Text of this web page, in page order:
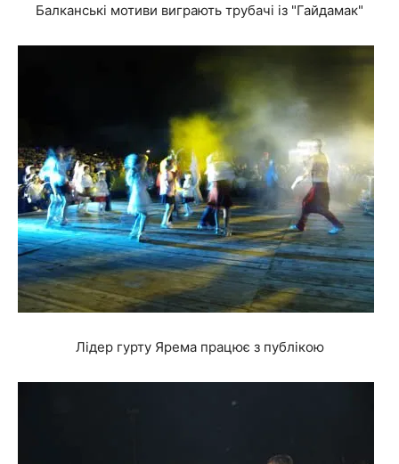
Балканські мотиви виграють трубачі із "Гайдамак"
Лідер гурту Ярема працює з публікою